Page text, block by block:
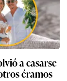
a casarse
éramos